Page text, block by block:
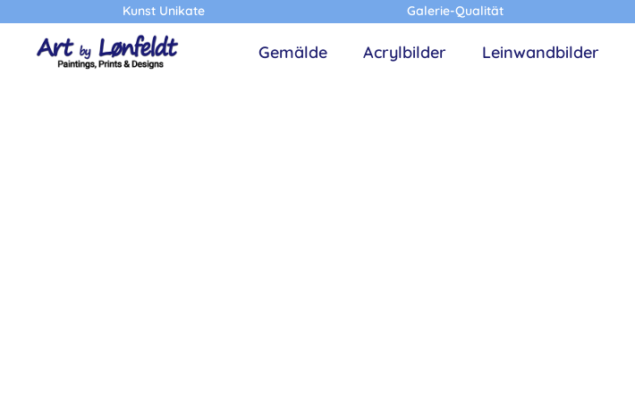
Kunst Unikate Galerie-Qualität
Gemälde Acrylbilder Leinwandbilder